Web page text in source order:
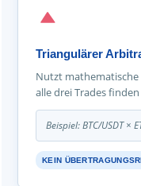
Triangulärer
Nutzt mathematische
alle drei Trades
Beispiel: BTC/USDT ×
KEIN